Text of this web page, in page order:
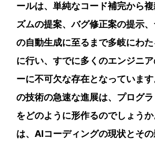
ールは、単純なコード補完から
ズムの提案、バグ修正案の提示
の自動生成に至るまで多岐にわ
に行い、すでに多くのエンジニ
ーに不可欠な存在となっていま
の技術の急速な進展は、プログ
をどのように形作るのでしょう
は、AIコーディングの現状とそ